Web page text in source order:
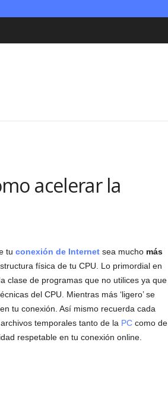
acelerar la
tu conexión de Internetsea mucho más
física de tu CPU. Lo primordial en
clase de programas que no utilices ya que
del CPU. Mientras más ‘ligero’ se
tu conexión. Así mismo recuerda cada
temporales tanto de la PCcomo de
respetable en tu conexión online.